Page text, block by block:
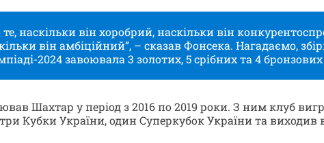
наскільки він хоробрий, наскільки він
він амбіційний”, – сказав Фонсека. Нагадаємо,
2024 завоювала 3 золотих, 5 срібних та 4
Шахтар у період з 2016 по 2019 роки. З ним клуб
Кубки України, один Суперкубок України та виходив